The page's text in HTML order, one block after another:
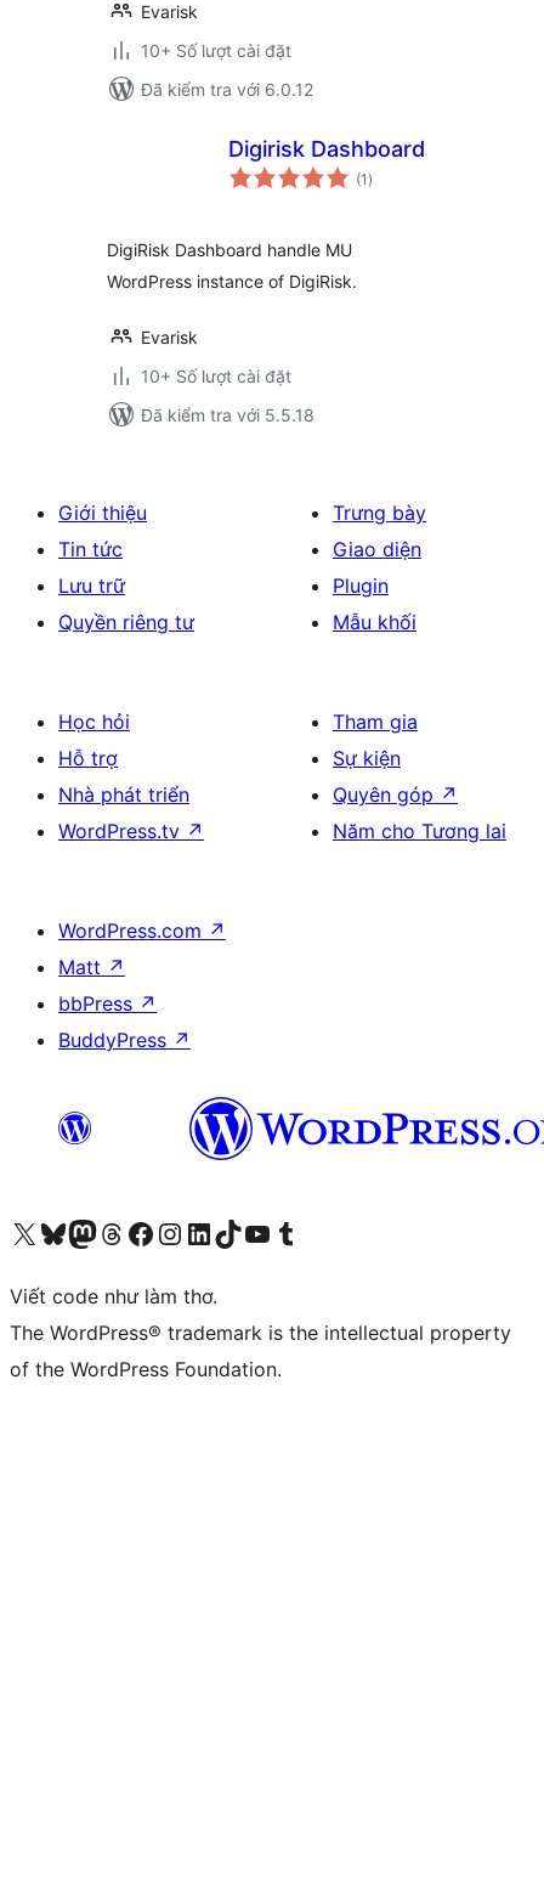
Evarisk
10+ Số lượt cài đặt
Đã kiểm tra với 6.0.12
Digirisk Dashboard
(1 tổng
đánh
)
DigiRisk Dashboard handle MU
WordPress instance of DigiRisk.
Evarisk
10+ Số lượt cài đặt
Đã kiểm tra với 5.5.18
Giới thiệu
Tin tức
Lưu trữ
Quyền riêng tư
Trưng bày
Giao diện
Plugin
Mẫu khối
Học hỏi
Hỗ trợ
Nhà phát triển
WordPress.tv ↗
Tham gia
Sự kiện
Quyên góp ↗
Năm cho Tương lai
WordPress.com ↗
Matt ↗
bbPress ↗
BuddyPress ↗
Truy cập tài khoản X (trước đây là Twitter) của chúng tôiVisit our Bluesky account
Visit our Mastodon account
Visit our Threads account
Xem trang Facebook của chúng tôiTruy cập tài khoản Instagram của chúng tôiTruy cập tài khoản LinkedIn của chúng tôiVisit our TikTok account
Truy cập kênh YouTube của chúng tôi Visit our Tumblr account
Viết code như làm thơ.
The WordPress® trademark is the intellectual property
of the WordPress Foundation.